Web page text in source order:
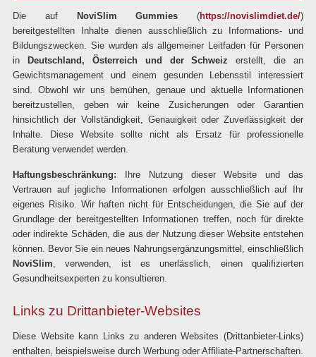
Die auf NoviSlim Gummies (https://novislimdiet.de/)
bereitgestellten Inhalte dienen ausschließlich zu Informations- und
Bildungszwecken. Sie wurden als allgemeiner Leitfaden für Personen
in
Deutschland, Österreich und der Schweiz erstellt, die an
Gewichtsmanagement und einem gesunden Lebensstil interessiert
sind. Obwohl wir uns bemühen, genaue und aktuelle Informationen
bereitzustellen, geben wir keine Zusicherungen oder Garantien
hinsichtlich der Vollständigkeit, Genauigkeit oder Zuverlässigkeit der
Inhalte. Diese Website sollte nicht als Ersatz für professionelle
Beratung verwendet werden.
Haftungsbeschränkung: Ihre Nutzung dieser Website und das
Vertrauen auf jegliche Informationen erfolgen ausschließlich auf Ihr
eigenes Risiko. Wir haften nicht für Entscheidungen, die Sie auf der
Grundlage der bereitgestellten Informationen treffen, noch für direkte
oder indirekte Schäden, die aus der Nutzung dieser Website entstehen
können. Bevor Sie ein neues Nahrungsergänzungsmittel, einschließlich
NoviSlim, verwenden, ist es unerlässlich, einen qualifizierten
Gesundheitsexperten zu konsultieren.
Links zu Drittanbieter-Websites
Diese Website kann Links zu anderen Websites (Drittanbieter-Links)
enthalten, beispielsweise durch Werbung oder Affiliate-Partnerschaften.